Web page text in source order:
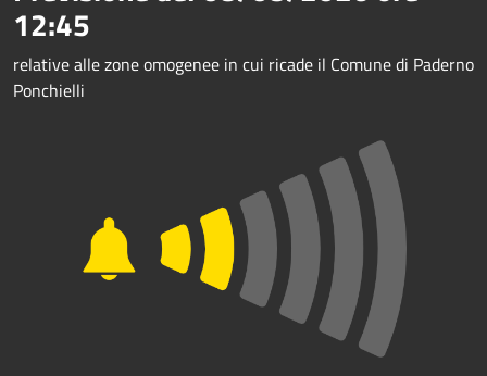
12:45
relative alle zone omogenee in cui ricade il Comune di Paderno
Ponchielli